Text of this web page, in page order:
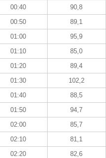
00:40
90,8
00:50
89,1
01:00
95,9
01:10
85,0
01:20
89,4
01:30
102,2
01:40
88,5
01:50
94,7
02:00
85,7
02:10
81,1
02:20
82,6